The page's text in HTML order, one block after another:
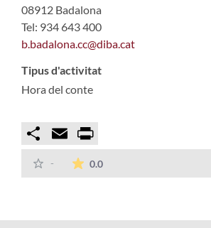
08912 Badalona
Tel: 934 643 400
b.badalona.cc@diba.cat
Tipus d'activitat
Hora del conte
Compartir
Email
- 0.0La mitjana de les